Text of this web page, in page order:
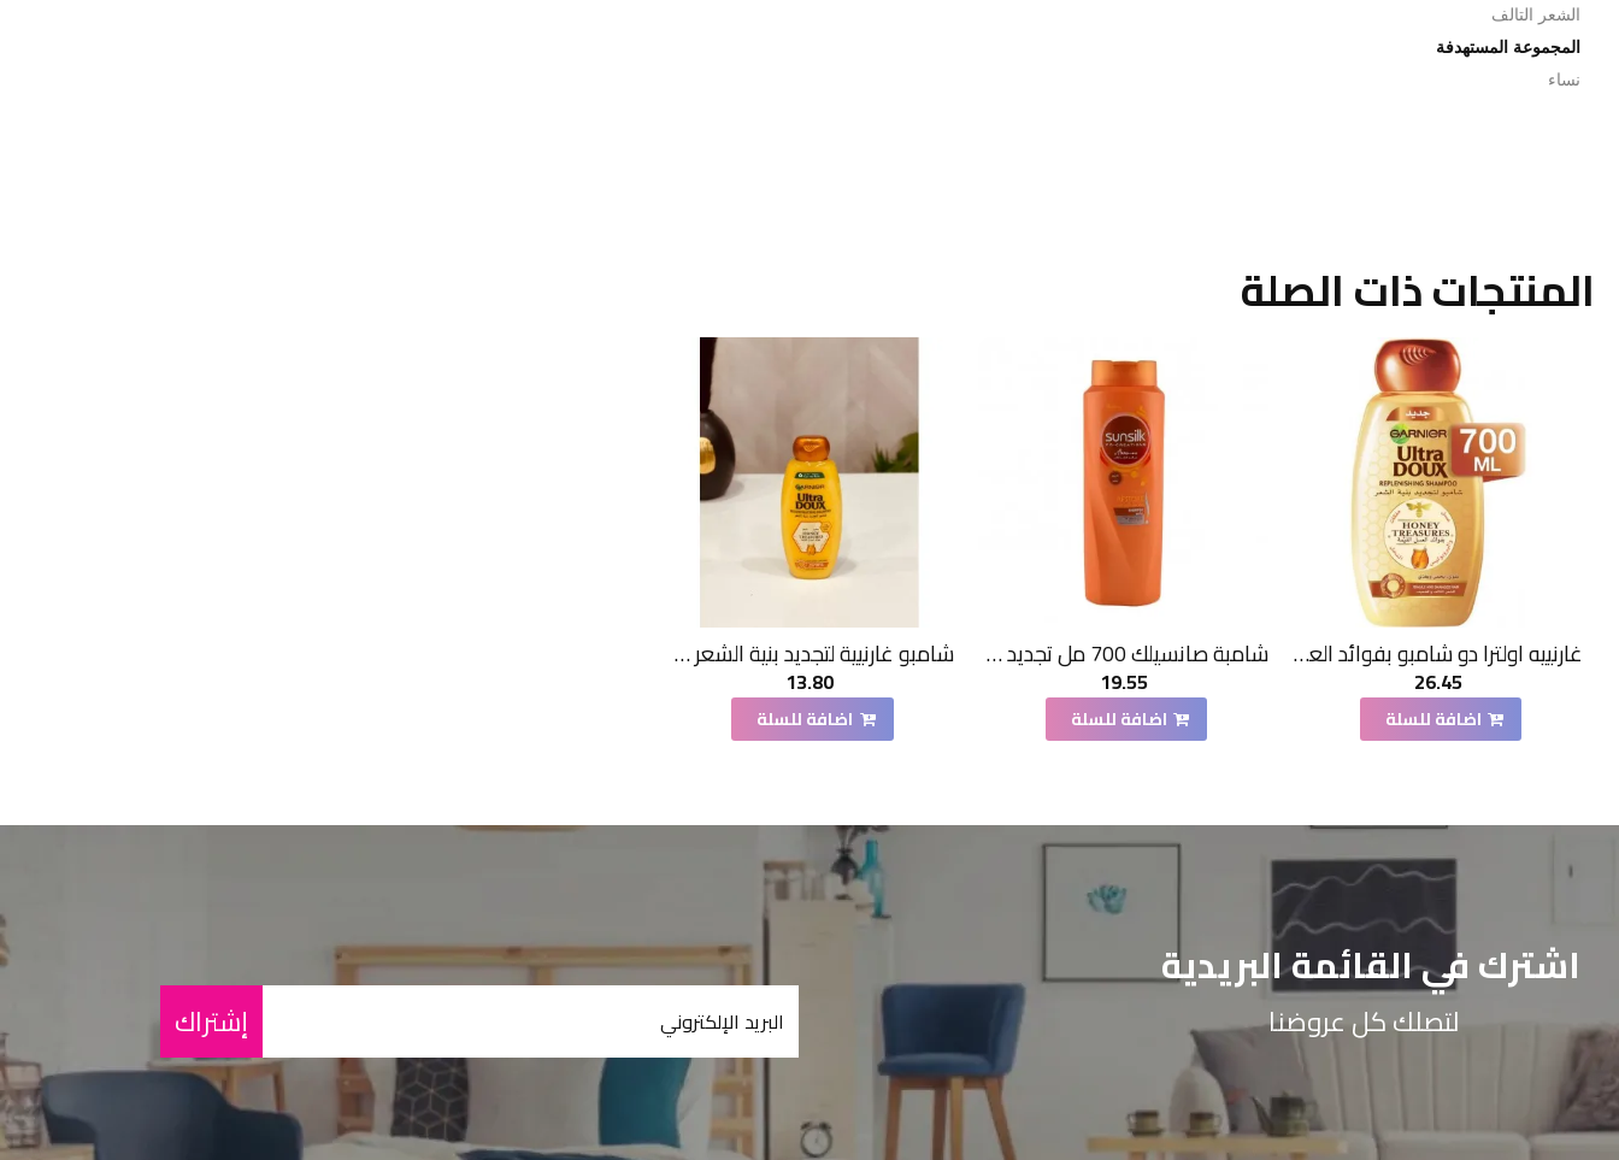
الشعر التالف
المجموعة المستهدفة
نساء
المنتجات ذات الصلة
غارنييه اولترا دو شامبو بفوائد العسل القيمة 700مل
26.45
اضافة للسلة
شامبة صانسيلك 700 مل تجديد فوري للشعر التالف
19.55
اضافة للسلة
شامبو غارنيية لتجديد بنية الشعر 400مل
13.80
اضافة للسلة
اشترك في القائمة البريدية
لتصلك كل عروضنا إشتراك